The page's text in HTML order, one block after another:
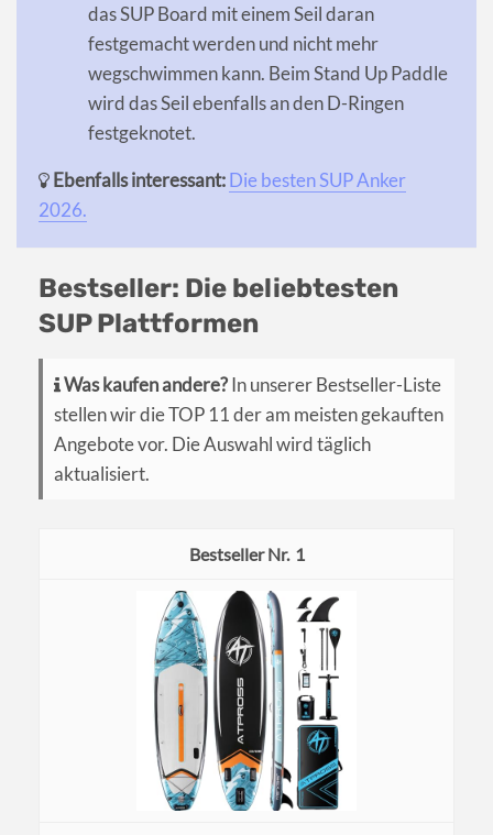
das SUP Board mit einem Seil daran
festgemacht werden und nicht mehr
wegschwimmen kann. Beim Stand Up Paddle
wird das Seil ebenfalls an den D-Ringen
festgeknotet.
Ebenfalls interessant:Die besten SUP Anker
2026.
Bestseller: Die beliebtesten
SUP Plattformen
Was kaufen andere?In unserer Bestseller-Liste
stellen wir die TOP 11 der am meisten gekauften
Angebote vor. Die Auswahl wird täglich
aktualisiert.
1